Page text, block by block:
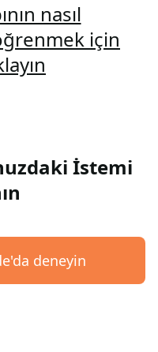
nasıl
için
İstemi
deneyin